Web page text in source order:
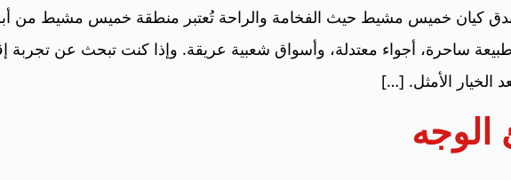
كيان خميس مشيط حيث الفخامة والراحة تُعتبر منطقة خميس مشيط من
ساحرة، أجواء معتدلة، وأسواق شعبية عريقة. وإذا كنت تبحث عن تجربة
الأمثل. […]